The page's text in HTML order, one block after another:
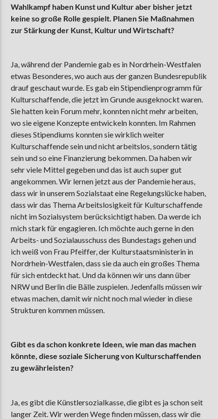
Wahlkampf haben Kunst und Kultur aber bisher jetzt
keine so große Rolle gespielt. Planen Sie Maßnahmen
zur Stärkung der Kunst, Kultur und Wirtschaft?
Ja, während der Pandemie gab es in Nordrhein-Westfalen
etwas Besonderes, wo auch aus der ganzen Bundesrepublik
drauf geschaut wurde. Es gab ein Stipendienprogramm für
Kulturschaffende, die jetzt im Grunde ausgeknockt waren.
Sie hatten kein Forum mehr, konnten nicht mehr arbeiten,
wo sie eigene Konzepte entwickeln konnten. Im Rahmen
dieses Stipendiums konnten sie wirklich weiter
Kulturschaffende sein und nicht arbeitslos, sondern tätig
sein und so eine Finanzierung bekommen. Da haben wir
sehr viele Mittel gegeben und das ist auch super gut
angekommen. Wir lernen jetzt aus der Pandemie heraus,
dass wir in unserem Sozialstaat eine Regelungslücke haben,
dass wir das Thema Arbeitslosigkeit für Kulturschaffende
nicht im Sozialsystem berücksichtigt haben. Da werde ich
mich stark für engagieren. Ich möchte auch gerne in den
Arbeits- und Sozialausschuss des Bundestags gehen und
ich weiß von Frau Pfeiffer, der Kulturstaatsministerin in
Nordrhein-Westfalen, dass sie da auch ein großes Thema
für sich entdeckt hat. Und da können wir uns dann über
NRW und Berlin die Bälle zuspielen. Jedenfalls müssen wir
etwas machen, damit wir nicht noch mal wieder in diese
Strukturen kommen müssen.
Gibt es da schon konkrete Ideen, wie man das machen
könnte, diese soziale Sicherung von Kulturschaffenden
zu gewährleisten?
Ja, es gibt die Künstlersozialkasse, die gibt es ja schon seit
langer Zeit. Wir werden Wege finden müssen, dass wir die